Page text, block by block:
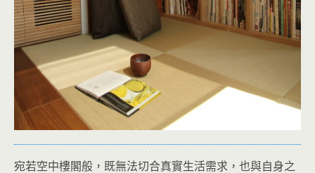
宛若空中樓閣般，既無法切合真實生活需求，也與自身之